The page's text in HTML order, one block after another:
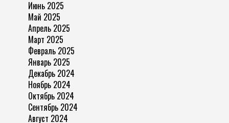
Июнь 2025
Май 2025
Апрель 2025
Март 2025
Февраль 2025
Январь 2025
Декабрь 2024
Ноябрь 2024
Октябрь 2024
Сентябрь 2024
Август 2024